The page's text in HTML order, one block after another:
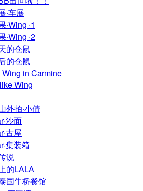
·车展
·Wing ·1
·Wing ·2
的仓鼠
的仓鼠
in Carmine
Wing
外拍·小倩
沙面
古屋
集装箱
说
的LALA
国牛桥餐馆